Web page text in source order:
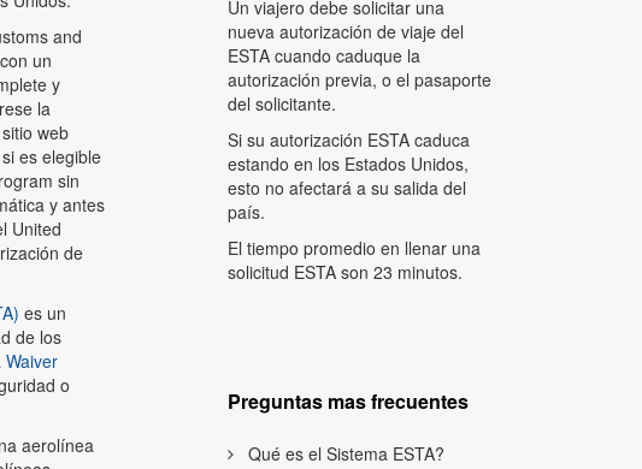
and
un
y
la
web
es elegible
sin
y antes
United
de
es un
de los
Waiver
o
aerolínea
Un viajero debe solicitar una
nueva autorización de viaje del
ESTA cuando caduque la
autorización previa, o el pasaporte
del solicitante.
Si su autorización ESTA caduca
estando en los Estados Unidos,
esto no afectará a su salida del
país.
El tiempo promedio en llenar una
solicitud ESTA son 23 minutos.
Preguntas mas frecuentes
Qué es el Sistema ESTA?